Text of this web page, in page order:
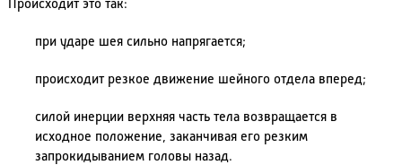
Происходит это так:
при ударе шея сильно напрягается;
происходит резкое движение шейного отдела вперед;
силой инерции верхняя часть тела возвращается в
исходное положение, заканчивая его резким
запрокидыванием головы назад.